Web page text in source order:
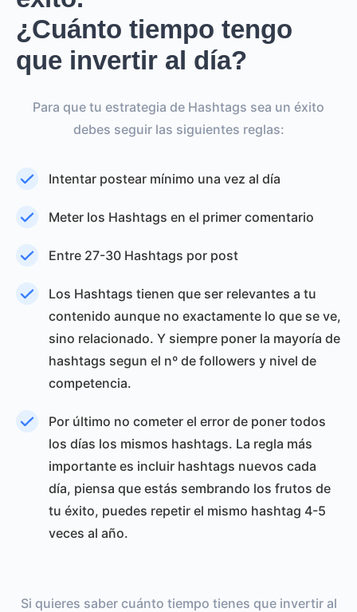
¿Cuánto tiempo tengo
que invertir al día?
Para que tu estrategia de Hashtags sea un éxito
debes seguir las siguientes reglas:
Intentar postear mínimo una vez al día
Meter los Hashtags en el primer comentario
Entre 27-30 Hashtags por post
Los Hashtags tienen que ser relevantes a tu
contenido aunque no exactamente lo que se ve,
sino relacionado. Y siempre poner la mayoría de
hashtags segun el nº de followers y nivel de
competencia.
Por último no cometer el error de poner todos
los días los mismos hashtags. La regla más
importante es incluir hashtags nuevos cada
día, piensa que estás sembrando los frutos de
tu éxito, puedes repetir el mismo hashtag 4-5
veces al año.
Si quieres saber cuánto tiempo tienes que invertir al